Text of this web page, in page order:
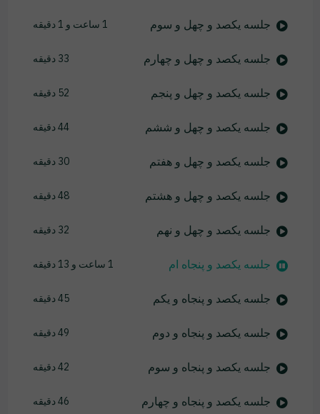
جلسه یکصد و چهل و سوم 1 ساعت و 1 دقیقه
جلسه یکصد و چهل و چهارم 33 دقیقه
جلسه یکصد و چهل و پنجم 52 دقیقه
جلسه یکصد و چهل و ششم 44 دقیقه
جلسه یکصد و چهل و هفتم 30 دقیقه
جلسه یکصد و چهل و هشتم 48 دقیقه
جلسه یکصد و چهل و نهم 32 دقیقه
جلسه یکصد و پنجاه ام 1 ساعت و 13 دقیقه
جلسه یکصد و پنجاه و یکم 45 دقیقه
جلسه یکصد و پنجاه و دوم 49 دقیقه
جلسه یکصد و پنجاه و سوم 42 دقیقه
جلسه یکصد و پنجاه و چهارم 46 دقیقه